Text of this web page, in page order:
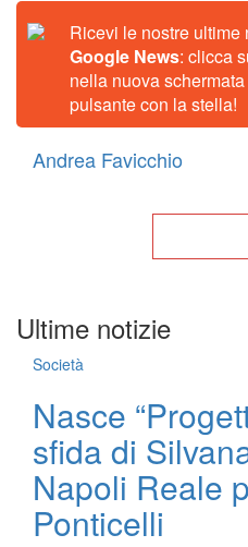
Ricevi le nostre ultime
Google News: clicca
nella nuova
pulsante con la stella!
Andrea Favicchio
Ultime notizie
Società
Nasce
sfida di
Napoli Reale
Ponticelli